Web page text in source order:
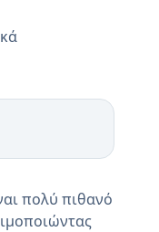
πολύ πιθανό